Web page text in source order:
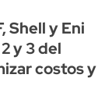
Shell y Eni
y 3 del
costos y